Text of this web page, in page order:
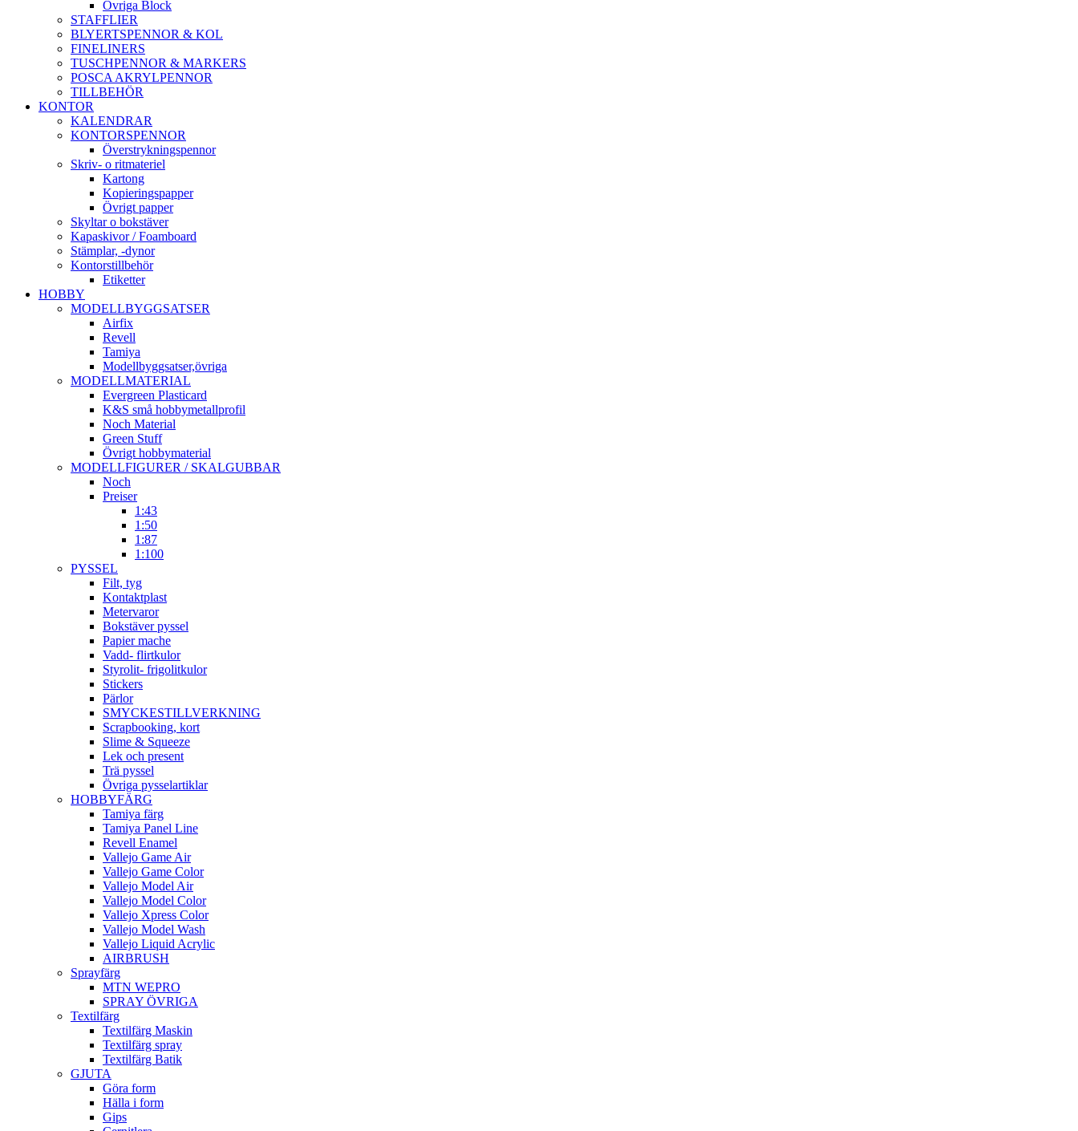
Övriga Block
STAFFLIER
BLYERTSPENNOR & KOL
FINELINERS
TUSCHPENNOR & MARKERS
POSCA AKRYLPENNOR
TILLBEHÖR
KONTOR
KALENDRAR
KONTORSPENNOR
Överstrykningspennor
Skriv- o ritmateriel
Kartong
Kopieringspapper
Övrigt papper
Skyltar o bokstäver
Kapaskivor / Foamboard
Stämplar, -dynor
Kontorstillbehör
Etiketter
HOBBY
MODELLBYGGSATSER
Airfix
Revell
Tamiya
Modellbyggsatser,övriga
MODELLMATERIAL
Evergreen Plasticard
K&S små hobbymetallprofil
Noch Material
Green Stuff
Övrigt hobbymaterial
MODELLFIGURER / SKALGUBBAR
Noch
Preiser
1:43
1:50
1:87
1:100
PYSSEL
Filt, tyg
Kontaktplast
Metervaror
Bokstäver pyssel
Papier mache
Vadd- flirtkulor
Styrolit- frigolitkulor
Stickers
Pärlor
SMYCKESTILLVERKNING
Scrapbooking, kort
Slime & Squeeze
Lek och present
Trä pyssel
Övriga pysselartiklar
HOBBYFÄRG
Tamiya färg
Tamiya Panel Line
Revell Enamel
Vallejo Game Air
Vallejo Game Color
Vallejo Model Air
Vallejo Model Color
Vallejo Xpress Color
Vallejo Model Wash
Vallejo Liquid Acrylic
AIRBRUSH
Sprayfärg
MTN WEPRO
SPRAY ÖVRIGA
Textilfärg
Textilfärg Maskin
Textilfärg spray
Textilfärg Batik
GJUTA
Göra form
Hälla i form
Gips